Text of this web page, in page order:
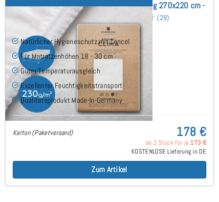
Bella Donna Clima (bis 30cm) Schonbezug 270x220 cm -
Sonderanfertigung
(29)
Natürlicher Hygieneschutz mit Tencel
Für Matratzenhöhen 18 - 30 cm
Guter Temperaturausgleich
Exzellenter Feuchtigkeitstransport
Qualitätsprodukt Made-In-Germany
Karton (Paketversand) 178 €
ab 2 Stück für je 173 €
KOSTENLOSE Lieferung in DE
Zum Artikel